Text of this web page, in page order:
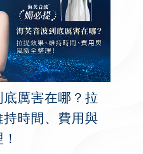
s
A
p
p
W
e
i
b
o
底厲害在哪？拉
時間、費用與